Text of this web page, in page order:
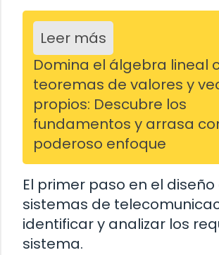
Leer más
Domina el álgebra lineal
teoremas de valores y
propios: Descubre los
fundamentos y arrasa
poderoso enfoque
El primer paso en el diseño
sistemas de
identificar y analizar los
sistema.